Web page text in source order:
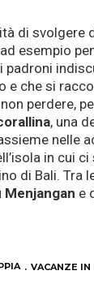
di svolgere
esempio
padroni
e che si
perdere,
, una
nelle
in cui
di Bali.
Menjangan e
VACANZE IN